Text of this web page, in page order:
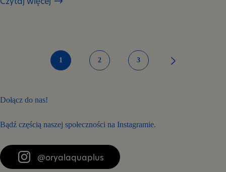
Jak
1 2 3
Dołącz do nas!
Bądź częścią naszej społeczności na Instagramie.
@oryalaquaplus